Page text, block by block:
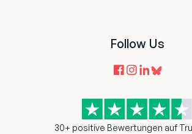
Follow Us
30+ positive Bewertungen auf